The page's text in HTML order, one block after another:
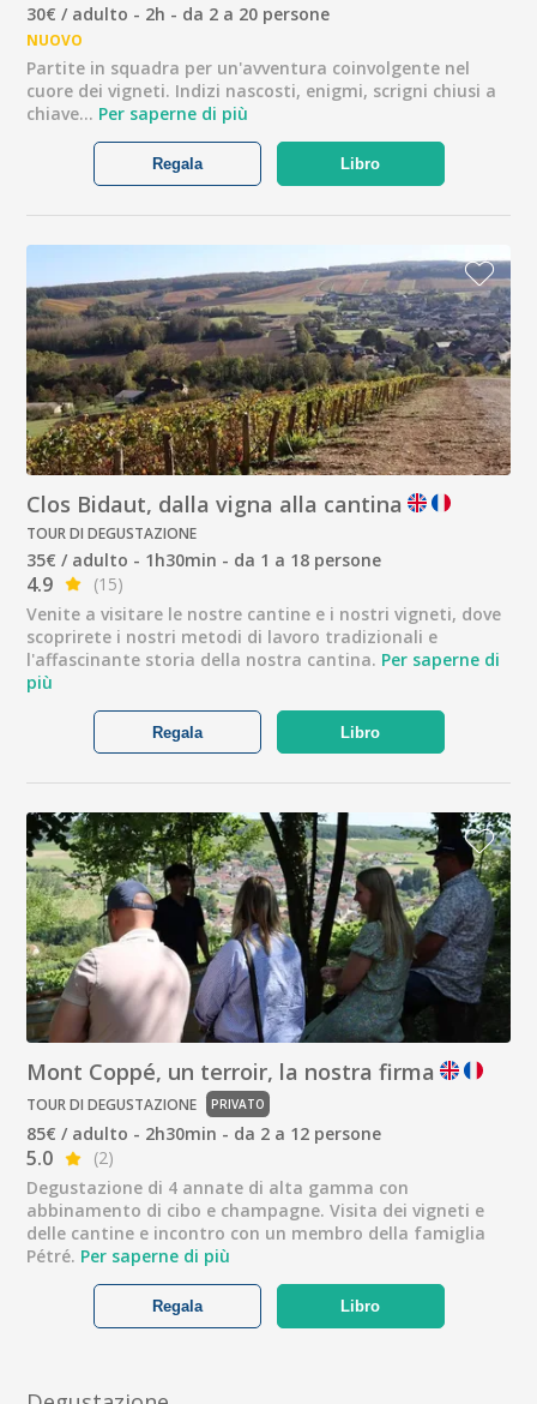
30€ / adulto - 2h - da 2 a 20 persone
NUOVO
Partite in squadra per un'avventura coinvolgente nel
cuore dei vigneti. Indizi nascosti, enigmi, scrigni chiusi a
chiave… Per saperne di più
Libro
Regala
Clos Bidaut, dalla vigna alla cantina
TOUR DI DEGUSTAZIONE
35€ / adulto - 1h30min - da 1 a 18 persone
4.9
(15)
Venite a visitare le nostre cantine e i nostri vigneti, dove
scoprirete i nostri metodi di lavoro tradizionali e
l'affascinante storia della nostra cantina. Per saperne di
più
Libro
Regala
Mont Coppé, un terroir, la nostra firma
TOUR DI DEGUSTAZIONE PRIVATO
85€ / adulto - 2h30min - da 2 a 12 persone
5.0
(2)
Degustazione di 4 annate di alta gamma con
abbinamento di cibo e champagne. Visita dei vigneti e
delle cantine e incontro con un membro della famiglia
Pétré. Per saperne di più
Libro
Regala